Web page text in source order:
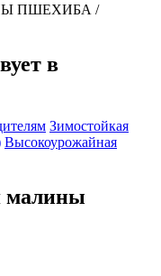
ПШЕХИБА /
в
Зимостойкая
Высокоурожайная
малины